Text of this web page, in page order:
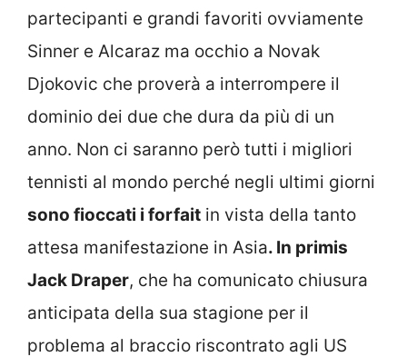
partecipanti e grandi favoriti ovviamente
Sinner e Alcaraz ma occhio a Novak
Djokovic che proverà a interrompere il
dominio dei due che dura da più di un
anno. Non ci saranno però tutti i migliori
tennisti al mondo perché negli ultimi giorni
sono fioccati i forfait in vista della tanto
attesa manifestazione in Asia. In primis
Jack Draper, che ha comunicato chiusura
anticipata della sua stagione per il
problema al braccio riscontrato agli US